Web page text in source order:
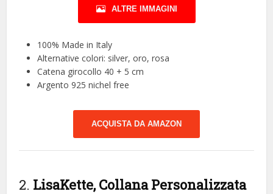
ALTRE IMMAGINI
100% Made in Italy
Alternative colori: silver, oro, rosa
Catena girocollo 40 + 5 cm
Argento 925 nichel free
ACQUISTA DA AMAZON
2. LisaKette, Collana Personalizzata